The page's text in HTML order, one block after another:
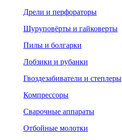
Дрели и перфораторы
Шуруповёрты и гайковерты
Пилы и болгарки
Лобзики и рубанки
Гвоздезабиватели и степлеры
Компрессоры
Сварочные аппараты
Отбойные молотки